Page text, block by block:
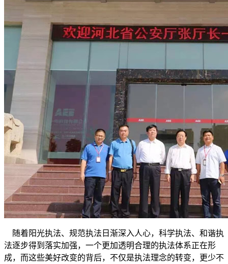
随着阳光执法、规范执法日渐深入人心，科学执法、和谐执
法逐步得到落实加强，一个更加透明合理的执法体系正在形
成，而这些美好改变的背后，不仅是执法理念的转变，更少不